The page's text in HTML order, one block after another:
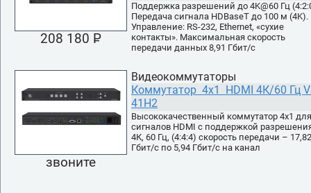
208 180 PУБ.
Поддержка разрешений до 4K@60 Гц
Передача сигнала HDBaseT до 100 м (4K).
Управление: RS-232, Ethernet, «сухие
контакты». Максимальная скорость
передачи данных 8,91 Гбит/с
звоните
Видеокоммутаторы
Коммутатор 4х1 HDMI 4К/60 Гц
41H2
Высококачественный коммутатор 4x1 для
сигналов HDMI с поддержкой
4К, 60 Гц, (4:4:4) скорость передачи – 17,82
Гбит/с по 5,94 Гбит/с на канал